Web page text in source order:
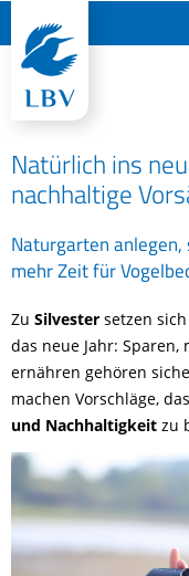
Natürlich ins
nachhaltige
Naturgarten
mehr Zeit für
Zu Silvester setzen
das neue Jahr:
ernähren gehören
machen Vorschläge,
und Nachhaltigkeit zu